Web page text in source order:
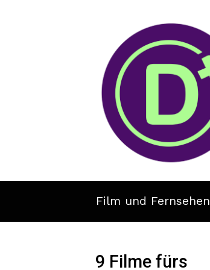
Film und Fernsehen
9 Filme fürs